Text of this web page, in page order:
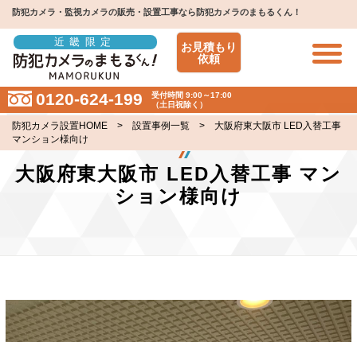
防犯カメラ・監視カメラの販売・設置工事なら防犯カメラのまもるくん！
近畿限定
お見積もり
依頼
0120-624-199
受付時間 9:00～17:00
（土日祝除く）
防犯カメラ設置HOME> 設置事例一覧> 大阪府東大阪市 LED入替工事
マンション様向け
大阪府東大阪市 LED入替工事 マン
ション様向け